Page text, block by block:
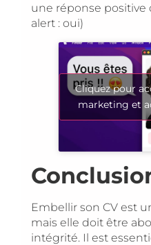
une réponse positive
alert : oui)
Cliquez pour
marketing et
Embellir son CV est
mais elle doit être
intégrité. Il est